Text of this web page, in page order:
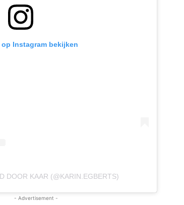
Instagram bekijken
DOOR KAAR (@KARIN.EGBERTS)
- Advertisement -